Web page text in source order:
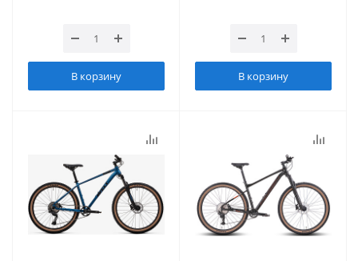
В корзину В корзину